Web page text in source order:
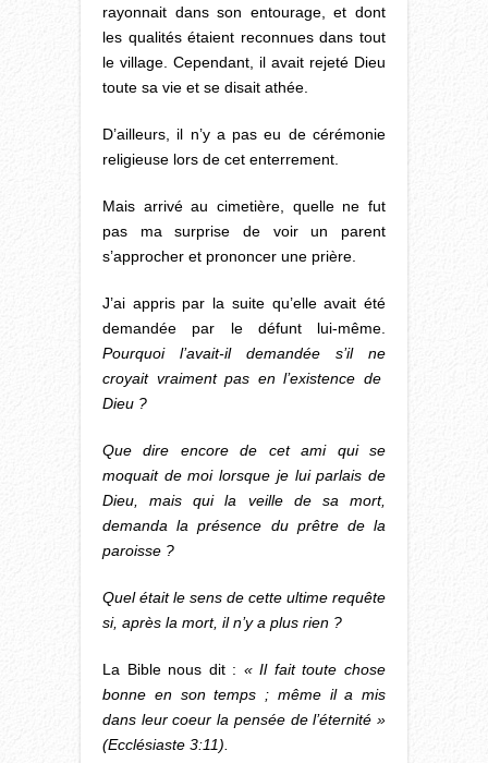
rayonnait dans son entourage, et dont
les qualités étaient reconnues dans tout
le village. Cependant, il avait rejeté Dieu
toute sa vie et se disait athée.
D’ailleurs, il n’y a pas eu de cérémonie
religieuse lors de cet enterrement.
Mais arrivé au cimetière, quelle ne fut
pas ma surprise de voir un parent
s’approcher et prononcer une prière.
J’ai appris par la suite qu’elle avait été
demandée par le défunt lui-même.
Pourquoi l’avait-il demandée s’il ne
croyait vraiment pas en l’existence de
Dieu ?
Que dire encore de cet ami qui se
moquait de moi lorsque je lui parlais de
Dieu, mais qui la veille de sa mort,
demanda la présence du prêtre de la
paroisse ?
Quel était le sens de cette ultime requête
si, après la mort, il n’y a plus rien ?
La Bible nous dit : « Il fait toute chose
bonne en son temps ; même il a mis
dans leur coeur la pensée de l’éternité »
(Ecclésiaste 3:11).